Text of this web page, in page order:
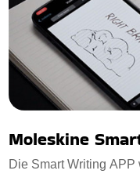
Moleskine
Die Smart Writing